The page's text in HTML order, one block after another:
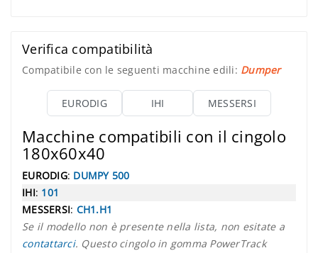
Verifica compatibilità
Compatibile con le seguenti macchine edili: Dumper
EURODIG IHI MESSERSI
Macchine compatibili con il cingolo
180x60x40
EURODIG: DUMPY 500
IHI: 101
MESSERSI: CH1.H1
Se il modello non è presente nella lista, non esitate a
contattarci. Questo cingolo in gomma PowerTrack